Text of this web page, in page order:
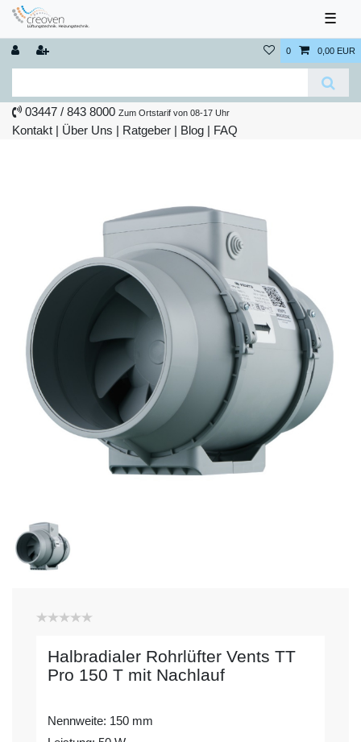
☰
0 0,00 EUR
03447 / 843 8000 Zum Ortstarif von 08-17 Uhr
Kontakt | Über Uns | Ratgeber | Blog | FAQ
Halbradialer Rohrlüfter Vents TT
Pro 150 T mit Nachlauf
Nennweite: 150 mm